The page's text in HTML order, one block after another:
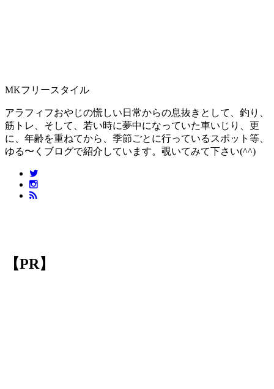
MKフリースタイル
アラフィフおやじの慌しい日常からの息抜きとして、釣り、
筋トレ、そして、若い時に夢中になっていた車いじり、更
に、年齢を重ねてから、季節ごとに行っているスポット等、
ゆる〜くブログで紹介しています。覗いてみて下さい(^^)
【PR】